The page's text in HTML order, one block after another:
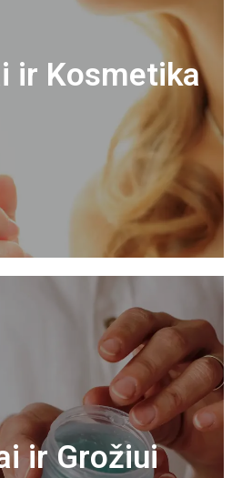
ir Kosmetika
ir Grožiui